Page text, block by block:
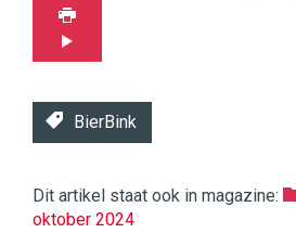
BierBink
Dit artikel staat ook in magazine:
oktober 2024